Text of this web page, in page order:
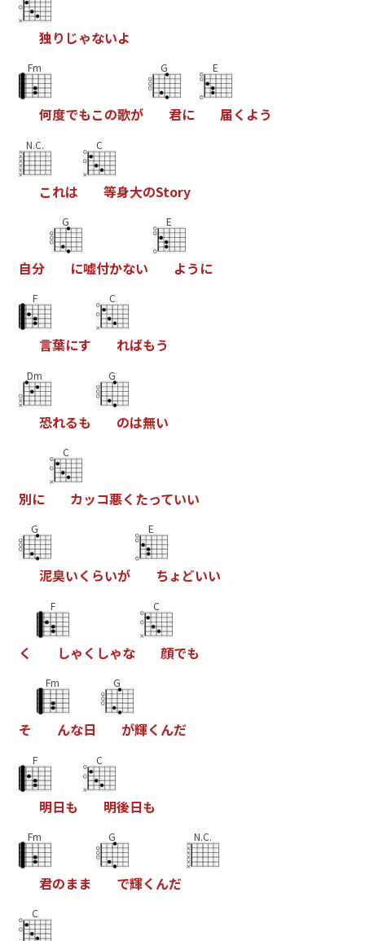
独り じゃないよ
Fm
何度でもこの歌が
G
君に
E
届く よう
N.C.
これは
C
等身大のStory
自分
G
に嘘付かない
E
よう に
F
言葉にす
C
ればもう
Dm
恐れるも
G
のは無い
別に
C
カッコ悪く たっていい
G
泥臭いく らいが
E
ちょ どいい
く
F
しゃ く しゃな
C
顔でも
そ
Fm
んな日
G
が輝く んだ
F
明日も
C
明後日も
Fm
君のまま
G
で輝く んだ
N.C.
C